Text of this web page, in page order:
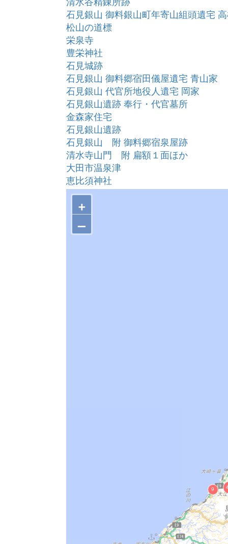
石見銀山 御料銀山町年寄山組頭遺宅
松山の道標
栄泉寺
豊栄神社
石見城跡
石見銀山 御料郷宿田儀屋遺宅 青山家
石見銀山 代官所地役人遺宅 岡家
石見銀山遺跡 奉行・代官墓所
金森家住宅
石見銀山遺跡
石見銀山 附 御料郷宿泉屋跡
清水寺山門 附 扁額１面ほか
大田市温泉津
恵比須神社
沖泊港（おきどまりこう）
永久鉱山跡
代官所跡
大森代官所地役人遺宅 旧河島家
+
–